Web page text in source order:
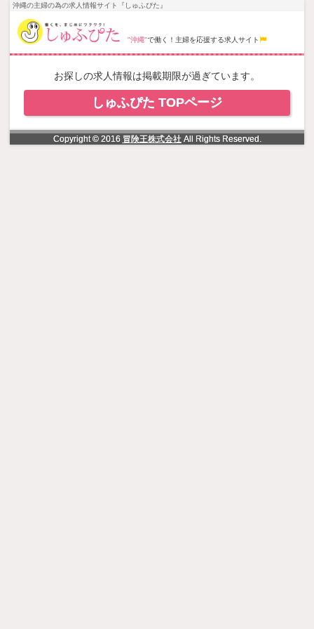
NowLoading
沖縄の主婦の為の求人情報サイト『しゅふぴた』
"沖縄"で働く！主婦を応援する求人サイト
お探しの求人情報は掲載期限が過ぎています。
しゅふぴた TOPページ
Copyright © 2016 冒険王株式会社All Rights Reserved.